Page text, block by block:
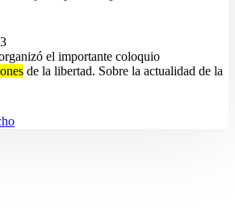
el importante coloquio
de la libertad. Sobre la actualidad de la